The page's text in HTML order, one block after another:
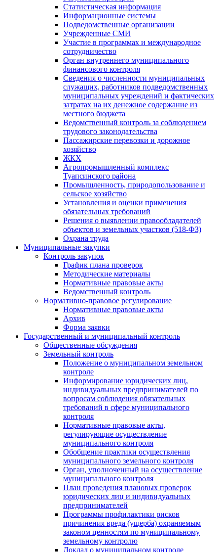
Статистическая информация
Информационные системы
Подведомственные организации
Учрежденные СМИ
Участие в программах и международное
сотрудничество
Орган внутреннего муниципального
финансового контроля
Сведения о численности муниципальных
служащих, работников подведомственных
муниципальных учреждений и фактических
затратах на их денежное содержание из
местного бюджета
Ведомственный контроль за соблюдением
трудового законодательства
Пассажирские перевозки и дорожное
хозяйство
ЖКХ
Агропромышленный комплекс
Туапсинского района
Промышленность, природопользование и
сельское хозяйство
Установления и оценки применения
обязательных требований
Решения о выявлении правообладателей
объектов и земельных участков (518-ФЗ)
Охрана труда
Муниципальные закупки
Контроль закупок
График плана проверок
Методические материалы
Нормативные правовые акты
Ведомственный контроль
Нормативно-правовое регулирование
Нормативные правовые акты
Архив
Форма заявки
Государственный и муниципальный контроль
Общественные обсуждения
Земельный контроль
Положение о муниципальном земельном
контроле
Информирование юридических лиц,
индивидуальных предпринимателей по
вопросам соблюдения обязательных
требований в сфере муниципального
контроля
Нормативные правовые акты,
регулирующие осуществление
муниципального контроля
Обобщение практики осуществления
муниципального земельного контроля
Орган, уполноченный на осуществление
муниципального контроля
План проведения плановых проверок
юридических лиц и индивидуальных
предпринимателей
Программы профилактики рисков
причинения вреда (ущерба) охраняемым
законом ценностям по муниципальному
земельному контролю
Доклад о муниципальном контроле